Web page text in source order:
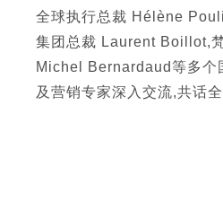
全球执行总裁 Hélène
集团总裁 Laurent Boillot,
Michel Bernardaud等多个
及营销专家深入交流,共话